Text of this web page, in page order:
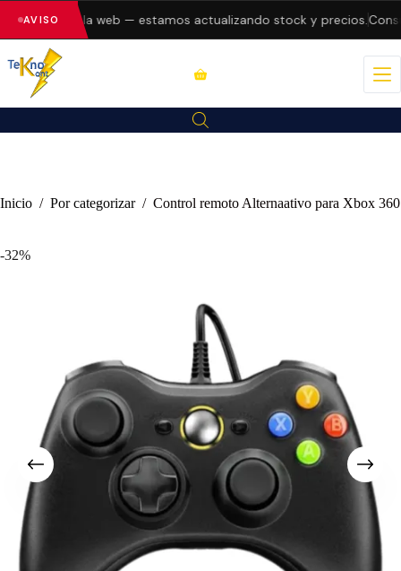
AVISO
errores en la web — estamos actualizando stock y precios.
Inicio / Por categorizar / Control remoto Alternaativo para Xbox 360
-32%